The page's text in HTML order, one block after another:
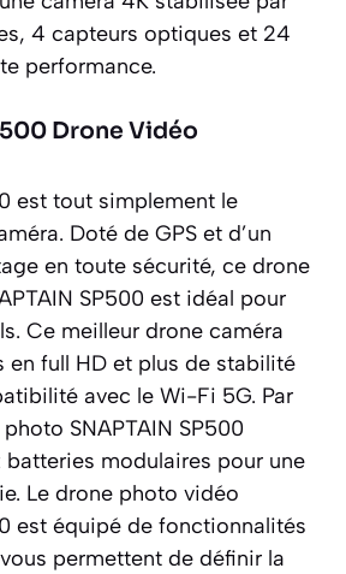
4 capteurs optiques et 24
performance.
Drone Vidéo
est tout simplement le
Doté de GPS et d’un
en toute sécurité, ce drone
SP500 est idéal pour
Ce meilleur drone caméra
en full HD et plus de stabilité
avec le Wi-Fi 5G. Par
SNAPTAIN SP500
modulaires pour une
Le drone photo vidéo
est équipé de fonctionnalités
permettent de définir la